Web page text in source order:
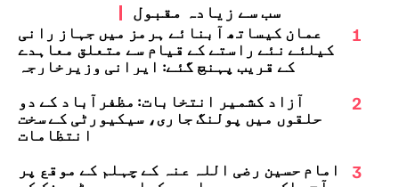
سب سے زیادہ مقبول
1
عمان کیساتھ آبنائے ہرمز میں جہاز رانی
کیلئے نئے راستے کے قیام سے متعلق معاہدے
کے قریب پہنچ گئے: ایرانی وزیرخارجہ
2
آزاد کشمیر انتخابات: مظفرآباد کے دو
حلقوں میں پولنگ جاری، سیکیورٹی کے سخت
انتظامات
3
امام حسین رضی اللہ عنہ کے چہلم کے موقع پر